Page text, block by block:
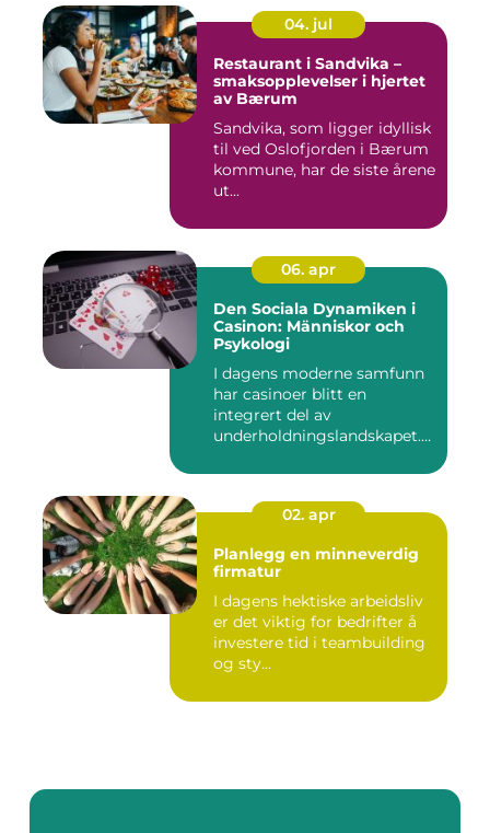
04. jul
Restaurant i Sandvika –
smaksopplevelser i hjertet
av Bærum
Sandvika, som ligger idyllisk
til ved Oslofjorden i Bærum
kommune, har de siste årene
ut...
06. apr
Den Sociala Dynamiken i
Casinon: Människor och
Psykologi
I dagens moderne samfunn
har casinoer blitt en
integrert del av
underholdningslandskapet.
02. apr
Planlegg en minneverdig
firmatur
I dagens hektiske arbeidsliv
er det viktig for bedrifter å
investere tid i teambuilding
og sty...